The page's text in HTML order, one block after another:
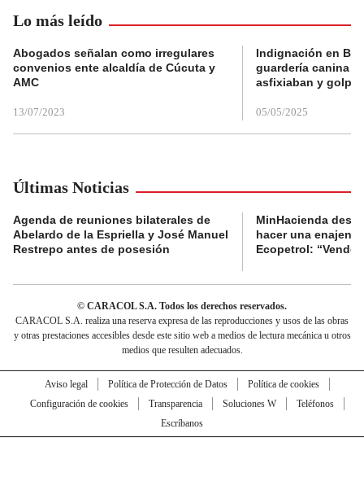
Lo más leído
Abogados señalan como irregulares
convenios ente alcaldía de Cúcuta y
AMC
13/07/2023
Indignación en
guardería canina
asfixiaban y
05/05/2025
Últimas Noticias
Agenda de reuniones bilaterales de
Abelardo de la Espriella y José Manuel
Restrepo antes de posesión
MinHacienda
hacer una
Ecopetrol:
© CARACOL S.A. Todos los derechos reservados.
CARACOL S.A. realiza una reserva expresa de las reproducciones y usos de las obras
y otras prestaciones accesibles desde este sitio web a medios de lectura mecánica u otros
medios que resulten adecuados.
Aviso legal Política de Protección de Datos
Política de cookies
Configuración de cookies
Transparencia Soluciones W
Teléfonos
Escríbanos